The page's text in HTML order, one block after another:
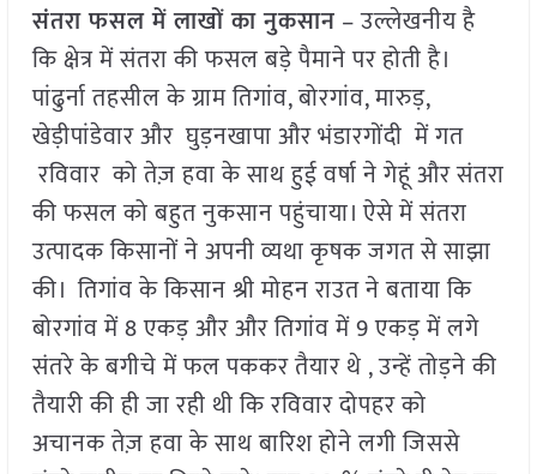
संतरा फसल में लाखों का नुकसान – उल्लेखनीय है
कि क्षेत्र में संतरा की फसल बड़े पैमाने पर होती है।
पांढुर्ना तहसील के ग्राम तिगांव, बोरगांव, मारुड़,
खेड़ीपांडेवार और घुड़नखापा और भंडारगोंदी में गत
रविवार को तेज़ हवा के साथ हुई वर्षा ने गेहूं और संतरा
की फसल को बहुत नुकसान पहुंचाया। ऐसे में संतरा
उत्पादक किसानों ने अपनी व्यथा कृषक जगत से साझा
की। तिगांव के किसान श्री मोहन राउत ने बताया कि
बोरगांव में 8 एकड़ और और तिगांव में 9 एकड़ में लगे
संतरे के बगीचे में फल पककर तैयार थे , उन्हें तोड़ने की
तैयारी की ही जा रही थी कि रविवार दोपहर को
अचानक तेज़ हवा के साथ बारिश होने लगी जिससे